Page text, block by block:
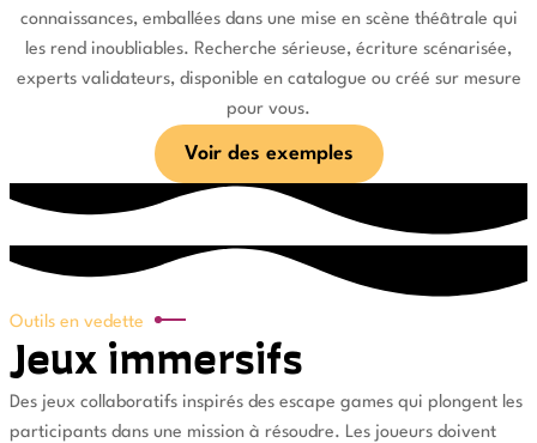
connaissances, emballées dans une mise en scène théâtrale qui
les rend inoubliables. Recherche sérieuse, écriture scénarisée,
experts validateurs, disponible en catalogue ou créé sur mesure
pour vous.
Voir des exemples
Outils en vedette
Jeux immersifs
Des jeux collaboratifs inspirés des escape games qui plongent les
participants dans une mission à résoudre. Les joueurs doivent